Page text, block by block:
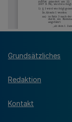
Grundsätzliches
Redaktion
Kontakt